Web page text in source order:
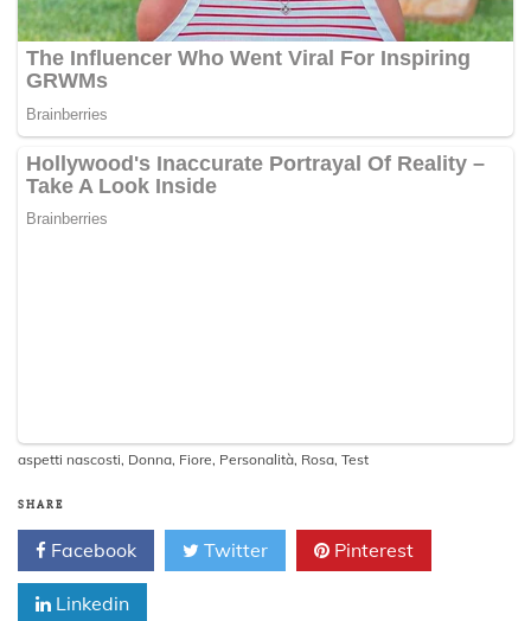
aspetti nascosti, Donna, Fiore, Personalità, Rosa, Test
SHARE
Facebook Twitter Pinterest
Linkedin